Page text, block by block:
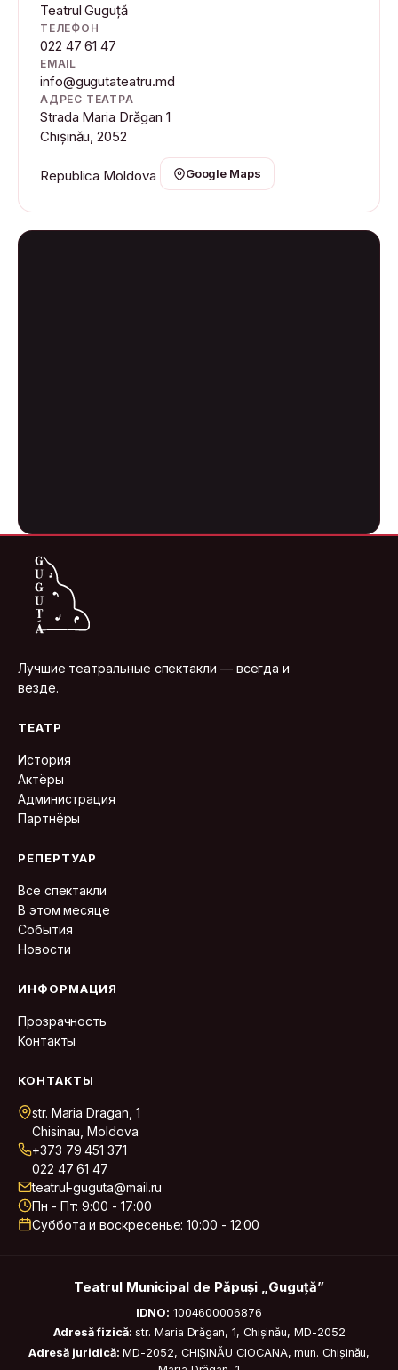
Teatrul Guguță
ТЕЛЕФОН
022 47 61 47
EMAIL
info@gugutateatru.md
АДРЕС ТЕАТРА
Strada Maria Drăgan 1
Chișinău, 2052
Republica Moldova Google Maps
Лучшие театральные спектакли — всегда и
везде.
ТЕАТР
История
Актёры
Администрация
Партнёры
РЕПЕРТУАР
Все спектакли
В этом месяце
События
Новости
ИНФОРМАЦИЯ
Прозрачность
Контакты
КОНТАКТЫ
str. Maria Dragan, 1
Chisinau, Moldova
+373 79 451 371
022 47 61 47
teatrul-guguta@mail.ru
Пн - Пт: 9:00 - 17:00
Суббота и воскресенье: 10:00 - 12:00
Teatrul Municipal de Păpuși „Guguță”
IDNO: 1004600006876
Adresă fizică: str. Maria Drăgan, 1, Chișinău, MD-2052
Adresă juridică: MD-2052, CHIȘINĂU CIOCANA, mun. Chișinău,